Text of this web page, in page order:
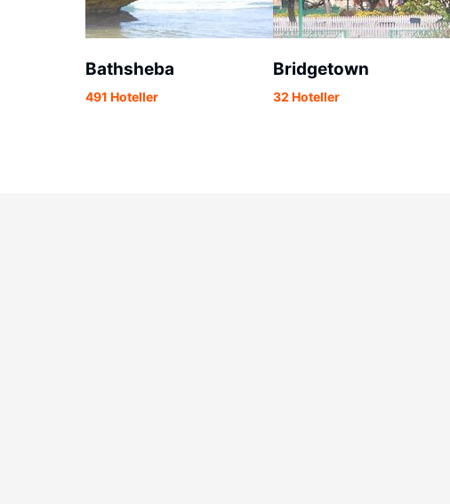
Bathsheba
491 Hoteller
Bridgetown
32 Hoteller